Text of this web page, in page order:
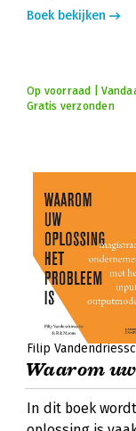
Boek bekijken
Op voorraad |
Gratis verzonden
Filip
Waarom
In dit boek